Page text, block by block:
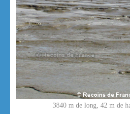
3840 m de long, 42 m de